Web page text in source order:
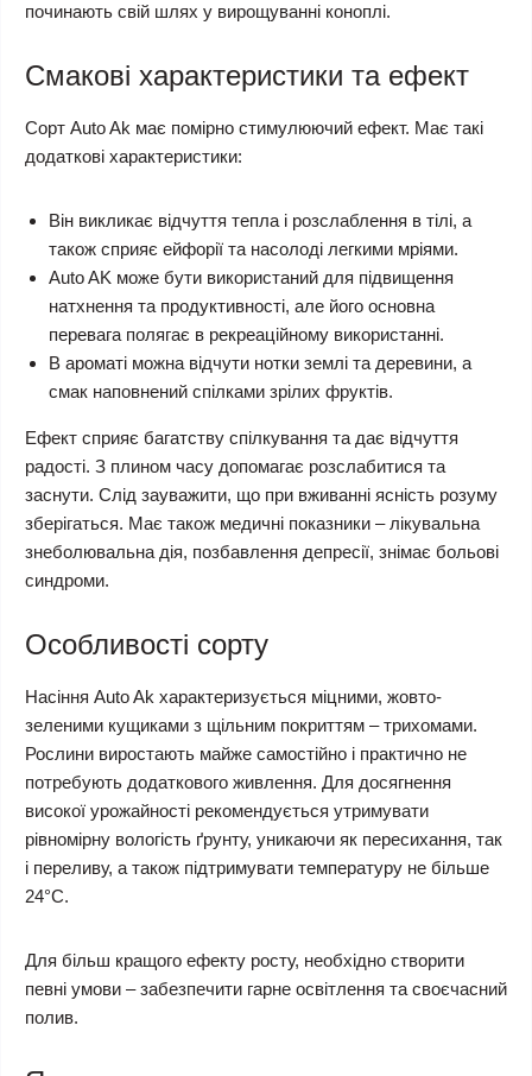
починають свій шлях у вирощуванні коноплі.
Смакові характеристики та ефект
Сорт Auto Ak має помірно стимулюючий ефект. Має такі
додаткові характеристики:
Він викликає відчуття тепла і розслаблення в тілі, а
також сприяє ейфорії та насолоді легкими мріями.
Auto AK може бути використаний для підвищення
натхнення та продуктивності, але його основна
перевага полягає в рекреаційному використанні.
В ароматі можна відчути нотки землі та деревини, а
смак наповнений спілками зрілих фруктів.
Ефект сприяє багатству спілкування та дає відчуття
радості. З плином часу допомагає розслабитися та
заснути. Слід зауважити, що при вживанні ясність розуму
зберігаться. Має також медичні показники – лікувальна
знеболювальна дія, позбавлення депресії, знімає больові
синдроми.
Особливості сорту
Насіння Auto Ak характеризується міцними, жовто-
зеленими кущиками з щільним покриттям – трихомами.
Рослини виростають майже самостійно і практично не
потребують додаткового живлення. Для досягнення
високої урожайності рекомендується утримувати
рівномірну вологість ґрунту, уникаючи як пересихання, так
і переливу, а також підтримувати температуру не більше
24°С.
Для більш кращого ефекту росту, необхідно створити
певні умови – забезпечити гарне освітлення та своєчасний
полив.